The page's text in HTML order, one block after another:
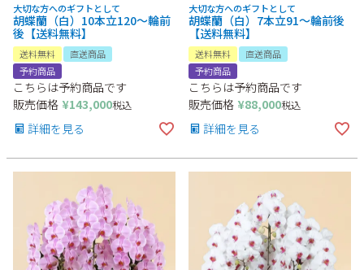
大切な方へのギフトとして
胡蝶蘭（白）10本立120～輪前
後【送料無料】
送料無料
直送商品
予約商品
こちらは予約商品です
販売価格 ¥143,000税込
詳細を見る
大切な方へのギフトとして
胡蝶蘭（白）7本立91～輪前後
【送料無料】
送料無料
直送商品
予約商品
こちらは予約商品です
販売価格 ¥88,000税込
詳細を見る